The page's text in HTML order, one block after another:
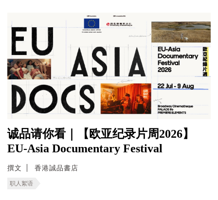
诚品请你看｜【欧亚纪录片周2026】
EU-Asia Documentary Festival
撰文 香港誠品書店
职人絮语